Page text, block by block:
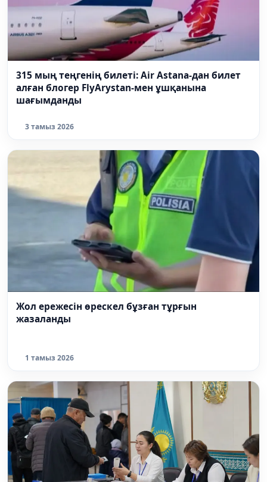
315 мың теңгенің билеті: Air Astana-дан билет
алған блогер FlyArystan-мен ұшқанына
шағымданды
3 тамыз 2026
Жол ережесін өрескел бұзған тұрғын
жазаланды
1 тамыз 2026